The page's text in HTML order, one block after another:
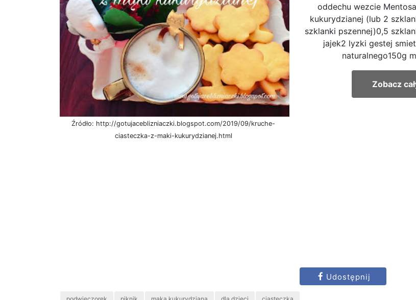
Źródło: http://gotujaceblizniaczki.blogspot.com/2019/09/kruche-
ciasteczka-z-maki-kukurydzianej.html
oddechu wezcie
kukurydzianej (lub 2
szklanki pszennej)0,5
jajek2 lyzki gestej
naturalnego150g
Zobacz
Udostępnij